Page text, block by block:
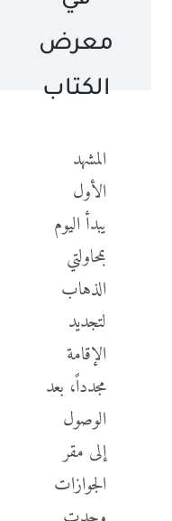
معرض
الكتاب
المشهد
الأول
يبدأ اليوم
بمحاولتي
الذهاب
لتجديد
الإقامة
مجدداً، بعد
الوصول
إلى مقر
الجوازات